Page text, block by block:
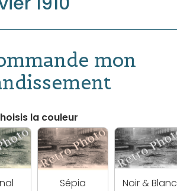
mon
la couleur
Sépia Noir & Blanc